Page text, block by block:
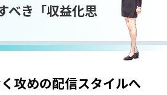
べき「収益化思
攻めの配信スタイルへ